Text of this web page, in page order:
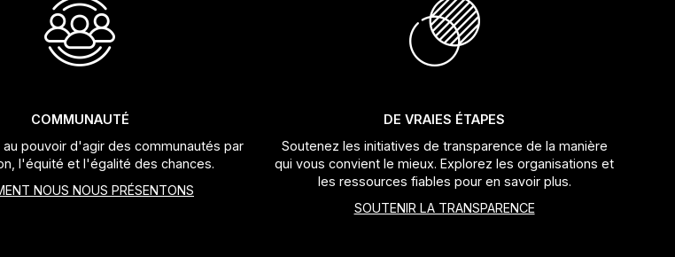
COMMUNAUTÉ
pouvoir d'agir des communautés par
l'équité et l'égalité des chances.
NOUS NOUS PRÉSENTONS
DE VRAIES ÉTAPES
Soutenez les initiatives de transparence de la manière
qui vous convient le mieux. Explorez les organisations et
les ressources fiables pour en savoir plus.
SOUTENIR LA TRANSPARENCE